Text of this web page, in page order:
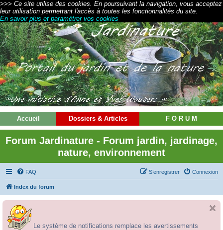
>>> Ce site utilise des cookies. En poursuivant la navigation, vous acceptez
leur utilisation permettant l'accès à toutes les fonctionnalités du site.
En savoir plus et paramétrer vos cookies
Accueil Dossiers & Articles F O R U M
Forum Jardinature - Forum jardin, jardinage,
nature, environnement
FAQ Connexion
S’enregistrer
Index du forum
Le système de notifications remplace les avertissements